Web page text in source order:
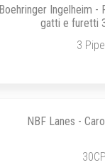
Boehringer Ingelheim -
gatti e furetti
3
NBF Lanes -